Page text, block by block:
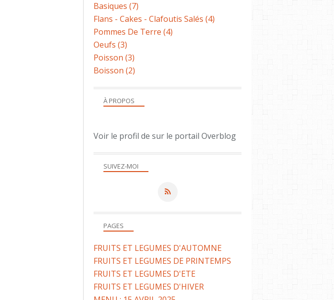
SUIVEZ-MOI
À PROPOS
Voir le profil de sur le portail Overblog
PAGES
FRUITS ET LEGUMES D'AUTOMNE
FRUITS ET LEGUMES DE PRINTEMPS
FRUITS ET LEGUMES D'ETE
FRUITS ET LEGUMES D'HIVER
Basiques (7)
Flans - Cakes - Clafoutis Salés (4)
Pommes De Terre (4)
Oeufs (3)
Poisson (3)
Boisson (2)